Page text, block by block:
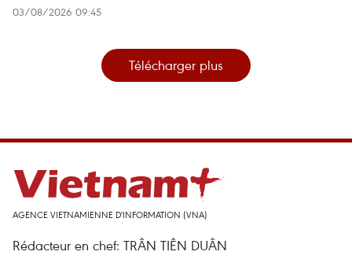
03/08/2026 09:45
Télécharger plus
AGENCE VIETNAMIENNE D'INFORMATION (VNA)
Rédacteur en chef: TRÂN TIÊN DUÂN